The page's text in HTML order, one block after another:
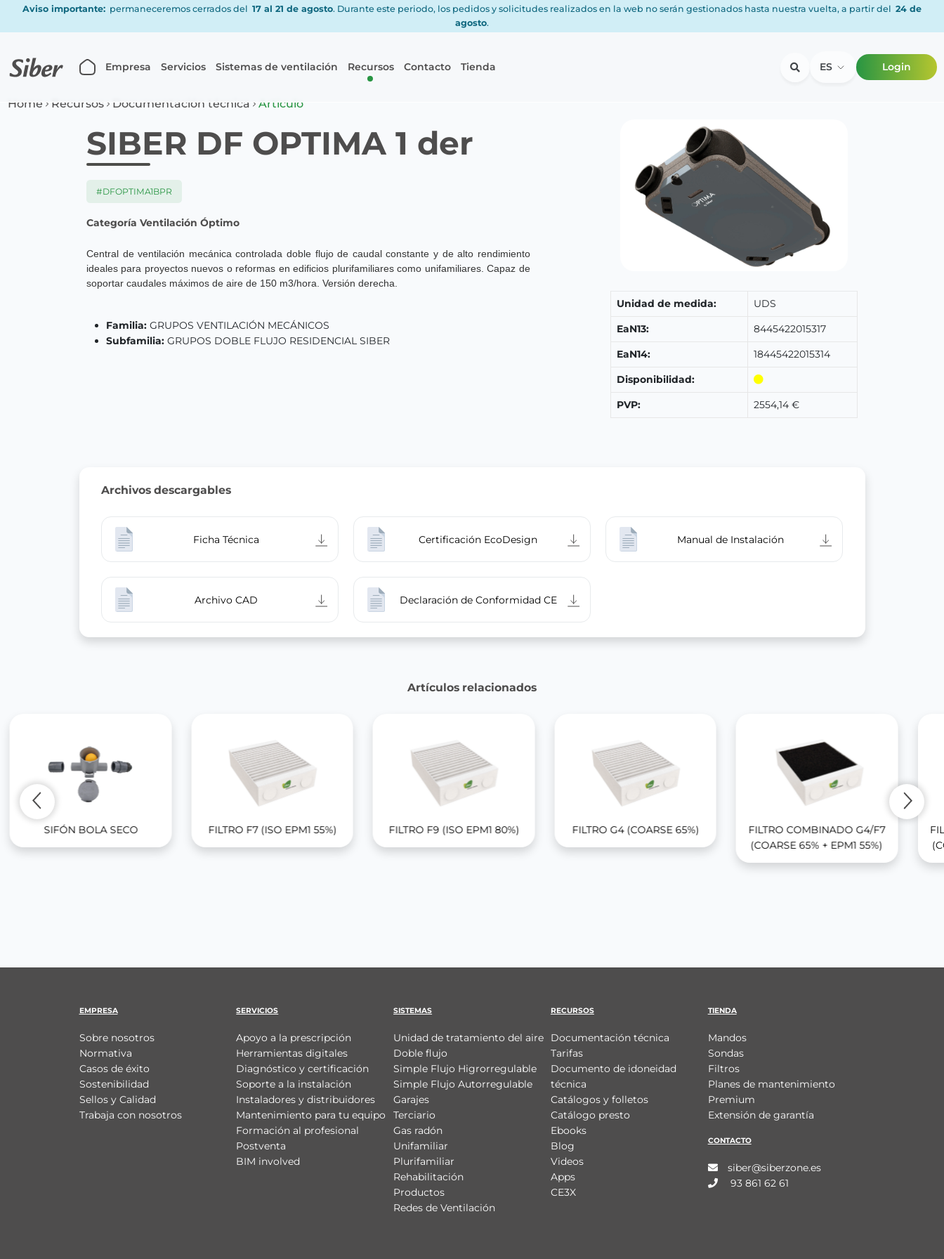
Aviso importante: permaneceremos cerrados del 17 al 21 de agosto. Durante este periodo, los pedidos y solicitudes realizados en la web no serán gestionados hasta nuestra vuelta, a partir del 24 de
agosto.
Empresa Servicios Sistemas de ventilación Recursos Contacto Tienda ES Login
Home Recursos Documentación técnica Articulo
SIBER DF OPTIMA 1 der
#DFOPTIMA1BPR
Categoría Ventilación Óptimo
Central de ventilación mecánica controlada doble flujo de caudal constante y de alto rendimiento
ideales para proyectos nuevos o reformas en edificios plurifamiliares como unifamiliares. Capaz de
soportar caudales máximos de aire de 150 m3/hora. Versión derecha.
Familia: GRUPOS VENTILACIÓN MECÁNICOS
Subfamilia: GRUPOS DOBLE FLUJO RESIDENCIAL SIBER
Unidad de medida:
UDS
EaN13:
8445422015317
EaN14:
18445422015314
Disponibilidad:
PVP:
2554,14 €
Archivos descargables
Ficha Técnica Certificación EcoDesign Manual de Instalación
Archivo CAD Declaración de Conformidad CE
Artículos relacionados
SIFÓN BOLA SECO FILTRO F7 (ISO EPM1 55%) FILTRO F9 (ISO EPM1 80%) FILTRO G4 (COARSE 65%)
FILTRO COMBINADO G4/F7
(COARSE 65% + EPM1 55%)
EMPRESA
Sobre nosotros
Normativa
Casos de éxito
Sostenibilidad
Sellos y Calidad
Trabaja con nosotros
SERVICIOS
Apoyo a la prescripción
Herramientas digitales
Diagnóstico y certificación
Soporte a la instalación
Instaladores y distribuidores
Mantenimiento para tu equipo
Formación al profesional
Postventa
BIM involved
SISTEMAS
Unidad de tratamiento del aire
Doble flujo
Simple Flujo Higrorregulable
Simple Flujo Autorregulable
Garajes
Terciario
Gas radón
Unifamiliar
Plurifamiliar
Rehabilitación
Productos
Redes de Ventilación
RECURSOS
Documentación técnica
Tarifas
Documento de idoneidad
técnica
Catálogos y folletos
Catálogo presto
Ebooks
Blog
Videos
Apps
CE3X
TIENDA
Mandos
Sondas
Filtros
Planes de mantenimiento
Premium
Extensión de garantía
CONTACTO
siber@siberzone.es
93 861 62 61